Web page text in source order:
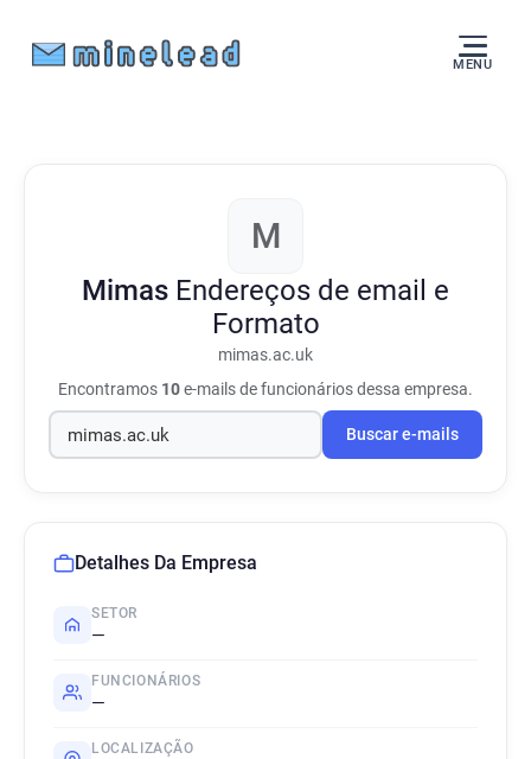
MENU
M
Mimas Endereços de email e
Formato
mimas.ac.uk
Encontramos 10e-mails de funcionários dessa empresa.
Buscar e-mails
Detalhes Da Empresa
SETOR
—
FUNCIONÁRIOS
—
LOCALIZAÇÃO